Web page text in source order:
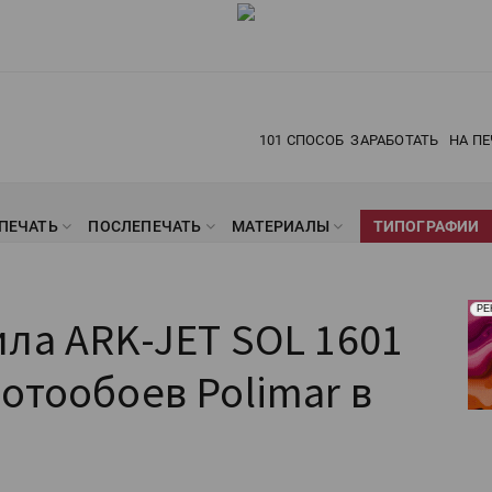
101 СПОСОБ ЗАРАБОТАТЬ НА
ПЕЧАТЬ ПОСЛЕПЕЧАТЬ МАТЕРИАЛЫ ТИПОГРАФИИ
ARK-JET SOL 1601
Polimar в